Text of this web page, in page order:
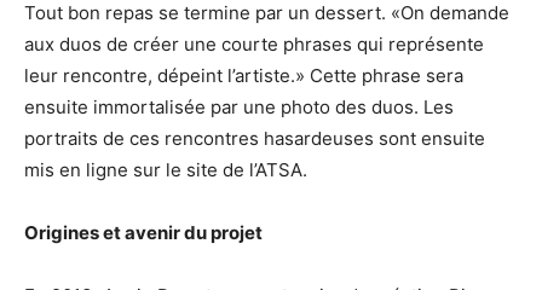
Tout bon repas se termine par un dessert. «On demande
aux duos de créer une courte phrases qui représente
leur rencontre, dépeint l’artiste.» Cette phrase sera
ensuite immortalisée par une photo des duos. Les
portraits de ces rencontres hasardeuses sont ensuite
mis en ligne sur le site de l’ATSA.
Origines et avenir du projet